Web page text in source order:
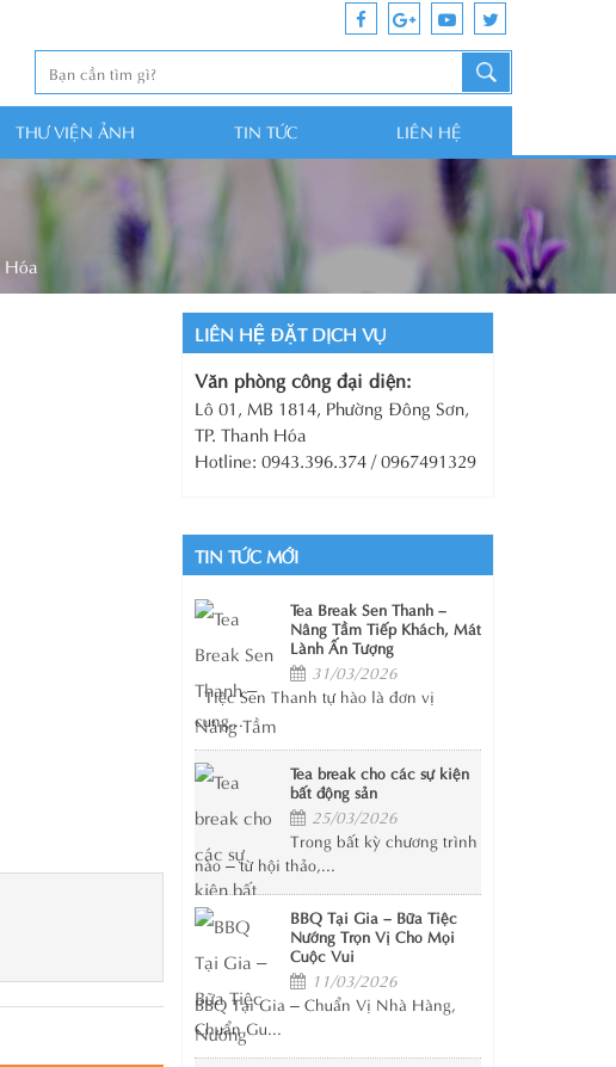
THƯ VIỆN ẢNH TIN TỨC LIÊN HỆ
Hóa
LIÊN HỆ ĐẶT DỊCH VỤ
Văn phòng công đại diện:
Lô 01, MB 1814, Phường Đông Sơn,
TP. Thanh Hóa
Hotline: 0943.396.374 / 0967491329
TIN TỨC MỚI
Tea Break Sen Thanh –
Nâng Tầm Tiếp Khách, Mát
Lành Ấn Tượng
31/03/2026
Tiệc Sen Thanh tự hào là đơn vị
cung...
Tea break cho các sự kiện
bất động sản
25/03/2026
Trong bất kỳ chương trình
nào – từ hội thảo,...
BBQ Tại Gia – Bữa Tiệc
Nướng Trọn Vị Cho Mọi
Cuộc Vui
11/03/2026
BBQ Tại Gia – Chuẩn Vị Nhà Hàng,
Chuẩn Gu...